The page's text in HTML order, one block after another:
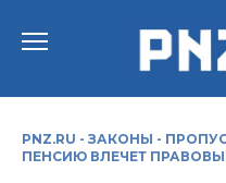
PNZ.RU - ЗАКОНЫ -
ПЕНСИЮ ВЛЕЧЕТ